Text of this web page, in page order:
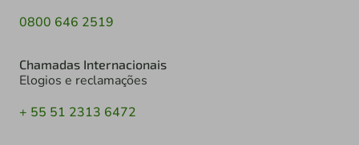
0800 646 2519
Chamadas Internacionais
Elogios e reclamações
+ 55 51 2313 6472